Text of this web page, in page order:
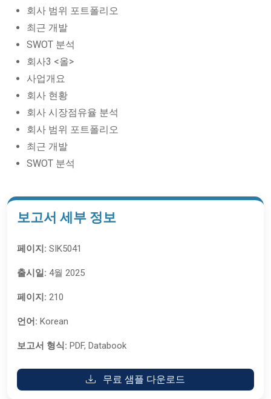
회사 범위 포트폴리오
최근 개발
SWOT 분석
회사3 <올>
사업개요
회사 현황
회사 시장점유율 분석
회사 범위 포트폴리오
최근 개발
SWOT 분석
보고서 세부 정보
페이지: SIK5041
출시일: 4월 2025
페이지: 210
언어: Korean
보고서 형식: PDF, Databook
무료 샘플 다운로드